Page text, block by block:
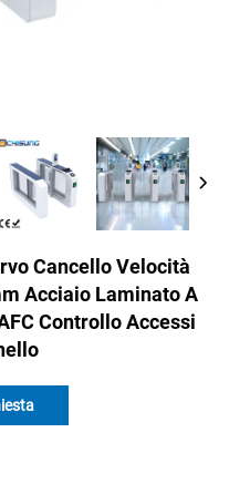
Cancello Velocità
Acciaio Laminato A
Controllo Accessi